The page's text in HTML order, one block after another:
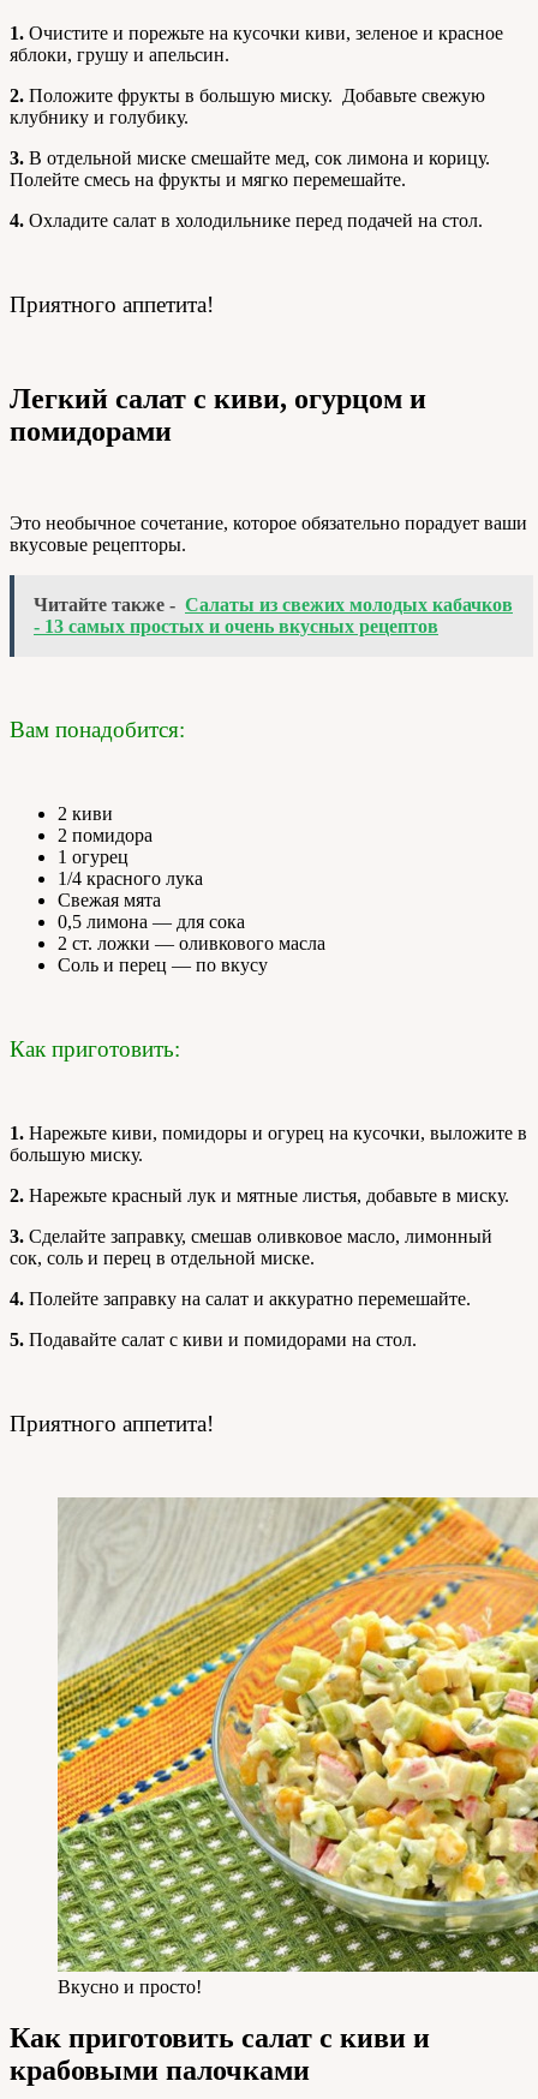
1. Очистите и порежьте на кусочки киви, зеленое и красное
яблоки, грушу и апельсин.
2. Положите фрукты в большую миску. Добавьте свежую
клубнику и голубику.
3. В отдельной миске смешайте мед, сок лимона и корицу.
Полейте смесь на фрукты и мягко перемешайте.
4. Охладите салат в холодильнике перед подачей на стол.
Приятного аппетита!
Легкий салат с киви, огурцом и
помидорами
Это необычное сочетание, которое обязательно порадует ваши
вкусовые рецепторы.
Читайте также - Салаты из свежих молодых кабачков
- 13 самых простых и очень вкусных рецептов
Вам понадобится:
2 киви
2 помидора
1 огурец
1/4 красного лука
Свежая мята
0,5 лимона — для сока
2 ст. ложки — оливкового масла
Соль и перец — по вкусу
Как приготовить:
1. Нарежьте киви, помидоры и огурец на кусочки, выложите в
большую миску.
2. Нарежьте красный лук и мятные листья, добавьте в миску.
3. Сделайте заправку, смешав оливковое масло, лимонный
сок, соль и перец в отдельной миске.
4. Полейте заправку на салат и аккуратно перемешайте.
5. Подавайте салат с киви и помидорами на стол.
Приятного аппетита!
Вкусно и просто!
Как приготовить салат с киви и
крабовыми палочками